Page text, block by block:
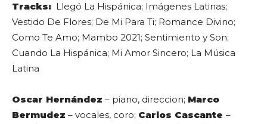
Tracks: Llegó La Hispánica; Imágenes Latinas;
Vestido De Flores; De Mi Para Ti; Romance Divino;
Como Te Amo; Mambo 2021; Sentimiento y Son;
Cuando La Hispánica; Mi Amor Sincero; La Música
Latina
Oscar Hernández – piano, direccion; Marco
Bermudez – vocales, coro; Carlos Cascante –